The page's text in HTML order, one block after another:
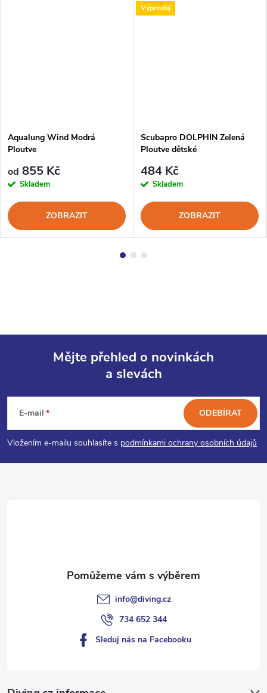
Aqualung Wind Modrá
Ploutve
od 855 Kč
Skladem
ZOBRAZIT
Výprodej
Scubapro DOLPHIN Zelená
Ploutve dětské
484 Kč
Skladem
ZOBRAZIT
p
Mějte přehled o novinkách
a slevách
E-mail
Vložením e-mailu souhlasíte s podmínkami ochrany osobních údajů
ODEBÍRAT
info@diving.cz
734 652 344
Sleduj nás na Facebooku